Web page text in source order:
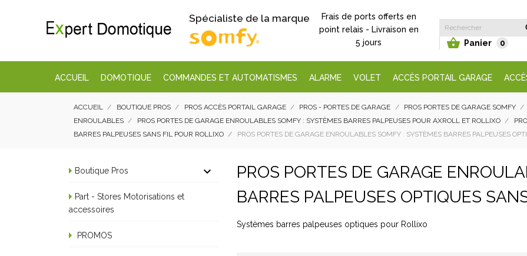
Spécialiste de la marque
Frais de ports offerts en
point relais - Livraison en
5 jours
 Panier 0
ACCUEIL DOMOTIQUE COMMANDES ET AUTOMATISMES ALARME VOLET ACCÈS PORTAIL GARAGE
ACCUEIL BOUTIQUE PROS PROS ACCÈS PORTAIL GARAGE PROS - PORTES DE GARAGE PROS PORTES DE GARAGE SOMFY
ENROULABLES
PROS PORTES DE GARAGE ENROULABLES SOMFY : SYSTÈMES BARRES PALPEUSES POUR AXROLL ET ROLLIXO
BARRES PALPEUSES SANS FIL POUR ROLLIXO
PROS PORTES DE GARAGE ENROULABLES SOMFY : SYSTÈMES BARRES PALPEUSES
Boutique Pros 
Part - Stores Motorisations et
accessoires
PROMOS
PROS PORTES DE GARAGE
BARRES PALPEUSES OPTIQUES
Systèmes barres palpeuses optiques pour Rollixo